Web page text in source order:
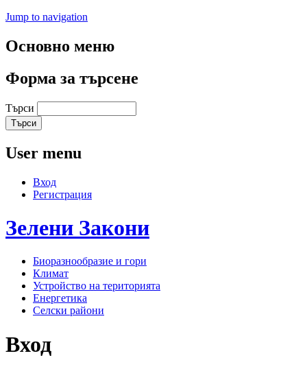
Jump to navigation
Основно меню
Форма за търсене
Търси
User menu
Вход
Регистрация
Зелени Закони
Биоразнообразие и гори
Климат
Устройство на територията
Енергетика
Селски райони
Вход